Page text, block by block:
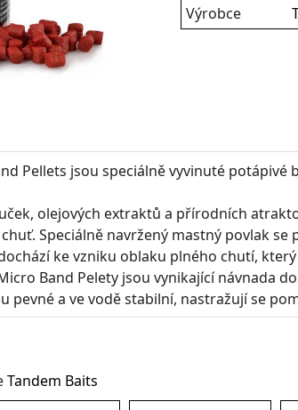
Výrobce
Pellets jsou speciálně vyvinuté potápivé
olejových extraktů a přírodních
Speciálně navržený mastný povlak se
ke vzniku oblaku plného chutí,
Band Pelety jsou vynikající návnada
pevné a ve vodě stabilní, nastražují se
Tandem Baits